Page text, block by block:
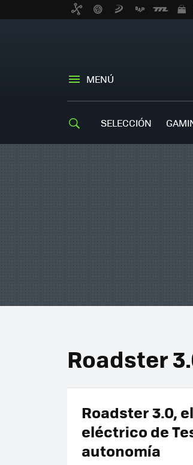
MENÚ
SELECCIÓN
Roadster
Roadster 3.0,
eléctrico de
autonomía